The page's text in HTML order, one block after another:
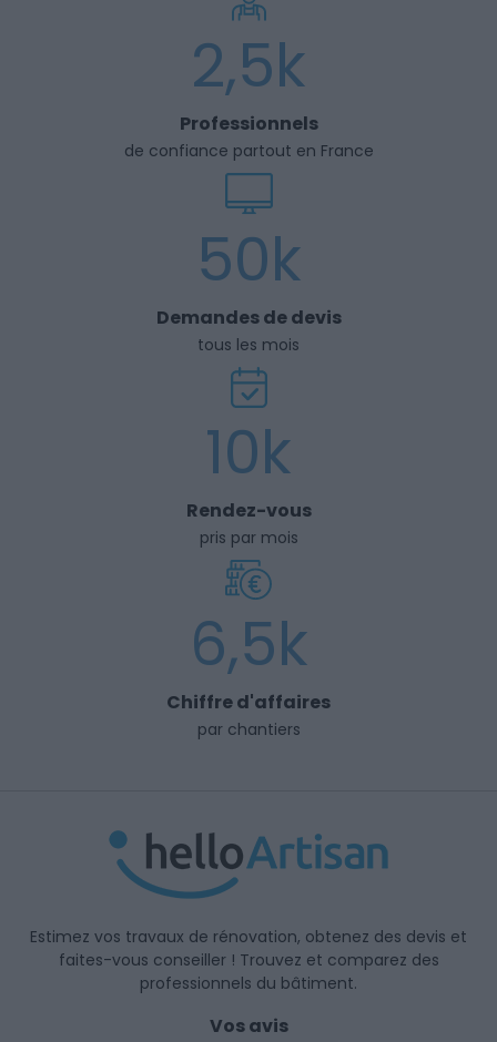
2,5k
Professionnels
de confiance partout en France
50k
Demandes de devis
tous les mois
10k
Rendez-vous
pris par mois
6,5k
Chiffre d'affaires
par chantiers
Estimez vos travaux de rénovation, obtenez des devis et
faites-vous conseiller ! Trouvez et comparez des
professionnels du bâtiment.
Vos avis